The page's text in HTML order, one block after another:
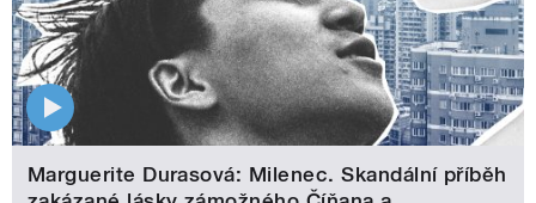
Marguerite Durasová: Milenec. Skandální příběh